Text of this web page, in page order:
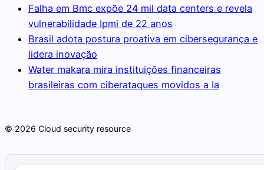
Falha em Bmc expõe 24 mil data centers e revela
vulnerabilidade Ipmi de 22 anos
Brasil adota postura proativa em cibersegurança e
lidera inovação
Water makara mira instituições financeiras
brasileiras com ciberataques movidos a Ia
© 2026 Cloud security resource